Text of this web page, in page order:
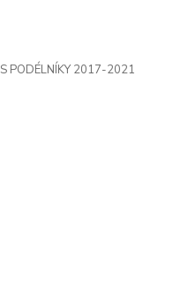
S PODÉLNÍKY 2017-2021